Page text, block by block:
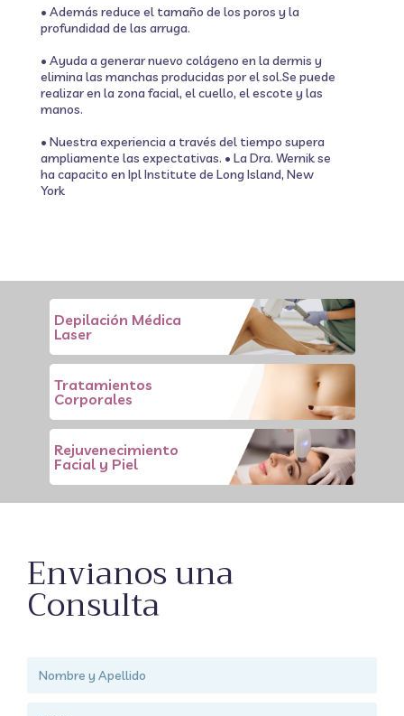
• Además reduce el tamaño de los poros y la
profundidad de las arruga.
• Ayuda a generar nuevo colágeno en la dermis y
elimina las manchas producidas por el sol.Se puede
realizar en la zona facial, el cuello, el escote y las
manos.
• Nuestra experiencia a través del tiempo supera
ampliamente las expectativas. • La Dra. Wernik se
ha capacito en Ipl Institute de Long Island, New
York
Depilación Médica
Laser
Tratamientos
Corporales
Rejuvenecimiento
Facial y Piel
Envianos una
Consulta